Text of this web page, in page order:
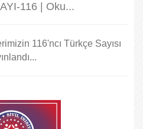
116 | Oku...
116'ncı Türkçe Sayısı